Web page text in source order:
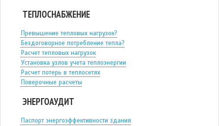
ТЕПЛОСНАБЖЕНИЕ
Превышение тепловых нагрузок?
Бездоговорное потребление тепла?
Расчет тепловых нагрузок
Установка узлов учета теплоэнергии
Расчет потерь в теплосетях
Поверочные расчеты
ЭНЕРГОАУДИТ
Паспорт энергоэффективности здания